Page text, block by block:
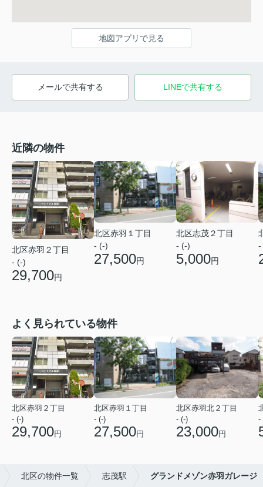
地図アプリで見る
メールで共有する LINEで共有する
近隣の物件
北区赤羽２丁目
- (-)
29,700円
北区赤羽１丁目
- (-)
27,500円
北区志茂２丁目
- (-)
5,000円
-
よく見られている物件
北区赤羽２丁目
- (-)
29,700円
北区赤羽１丁目
- (-)
27,500円
北区赤羽北２丁目
- (-)
23,000円
-
北区の物件一覧 志茂駅 グランドメゾン赤羽ガレージ